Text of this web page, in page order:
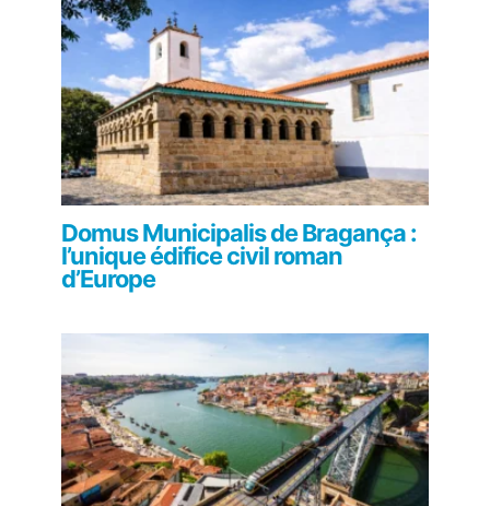
Domus Municipalis de Bragança :
l’unique édifice civil roman
d’Europe